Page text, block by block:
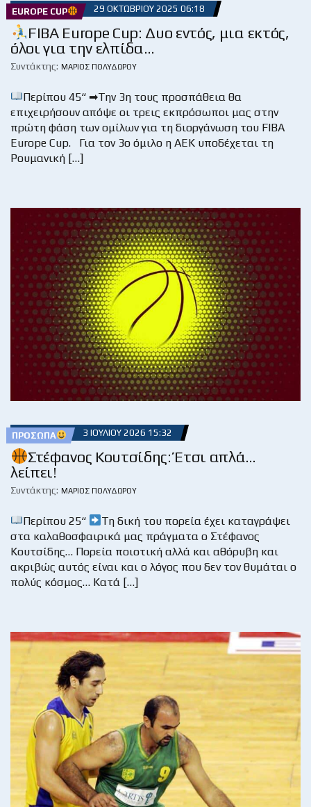
EUROPE CUP 29 ΟΚΤΩΒΡΊΟΥ 2025 06:18
FIBA Europe Cup: Δυο εντός, μια εκτός,
όλοι για την ελπίδα…
Συντάκτης: ΜΆΡΙΟΣ ΠΟΛΥΔΏΡΟΥ
Περίπου 45“ ➡Την 3η τους προσπάθεια θα
επιχειρήσουν απόψε οι τρεις εκπρόσωποι μας στην
πρώτη φάση των ομίλων για τη διοργάνωση του FIBA
Europe Cup. Για τον 3ο όμιλο η ΑΕΚ υποδέχεται τη
Ρουμανική […]
ΠΡΌΣΩΠΑ 3 ΙΟΥΛΊΟΥ 2026 15:32
Στέφανος Κουτσίδης: Έτσι απλά…
λείπει!
Συντάκτης: ΜΆΡΙΟΣ ΠΟΛΥΔΏΡΟΥ
Περίπου 25“
Τη δική του πορεία έχει καταγράψει
στα καλαθοσφαιρικά μας πράγματα ο Στέφανος
Κουτσίδης… Πορεία ποιοτική αλλά και αθόρυβη και
ακριβώς αυτός είναι και ο λόγος που δεν τον θυμάται ο
πολύς κόσμος… Κατά […]